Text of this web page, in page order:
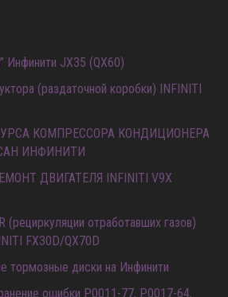
Инфинити JX35 (QX60)
(раздаточной коробки) INFINITI
КОМПРЕССОРА КОНДИЦИОНЕРА
ДВИГАТЕЛЯ INFINITI V9X
(рециркуляции отработавших газов)